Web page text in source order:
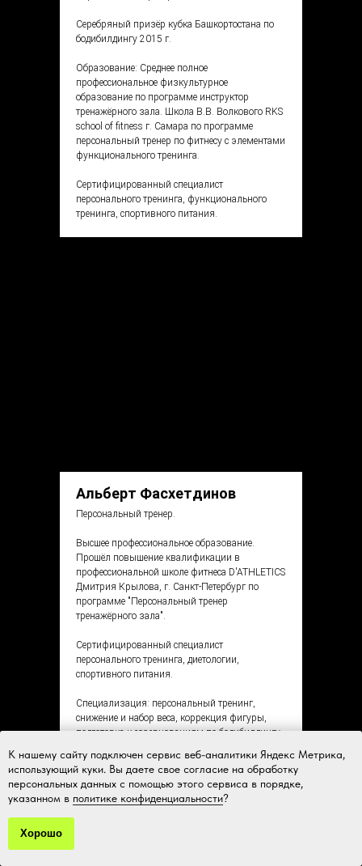
Серебряный призёр кубка Башкортостана по
бодибилдингу 2015 г.
Образование: Среднее полное
профессиональное физкультурное
образование по программе инструктор
тренажёрного зала. Школа В.В. Волкового RKS
school of fitness г. Самара по программе
персональный тренер по фитнесу с элементами
функционального тренинга.
Сертифицированный специалист
персонального тренинга, функционального
тренинга, спортивного питания.
Альберт Фасхетдинов
Персональный тренер.
Высшее профессиональное образование.
Прошёл повышение квалификации в
профессиональной школе фитнеса D'ATHLETICS
Дмитрия Крылова, г. Санкт-Петербург по
программе "Персональный тренер
тренажёрного зала".
Сертифицированный специалист
персонального тренинга, диетологии,
спортивного питания.
Специализация: персональный тренинг,
снижение и набор веса, коррекция фигуры,
подготовка к соревнованиям по бодибилдингу.
К нашему сайту подключен сервис веб-аналитики Яндекс Метрика,
использующий куки. Вы даете свое согласие на обработку
персональных данных с помощью этого сервиса в порядке,
указанном в политике конфиденциальности?
Хорошо